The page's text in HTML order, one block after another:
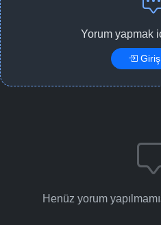
Yorum yapmak
Henüz yorum